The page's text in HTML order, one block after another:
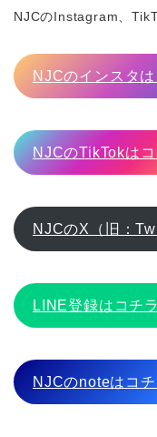
NJCのInstagram、
NJCのインスタは
NJCのTikTokは
NJCのX（旧：
LINE登録はコチ
NJCのnoteはコチ